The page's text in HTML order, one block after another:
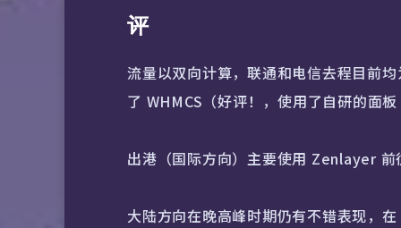
评
流量以双向计算，联通和电信去程目前
了 WHMCS（好评！，使用了自研的面板
出港（国际方向）主要使用 Zenlayer
大陆方向在晚高峰时期仍有不错表现，